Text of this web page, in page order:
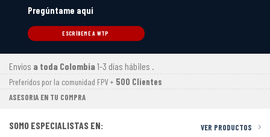
Pregúntame aqui
ESCRÍBEME A WTP
Envíos a toda Colombia1-3 días hábiles .
Preferidos por la comunidad FPV + 500 Clientes
ASESORIA EN TU COMPRA
SOMO ESPECIALISTAS EN: VER PRODUCTOS